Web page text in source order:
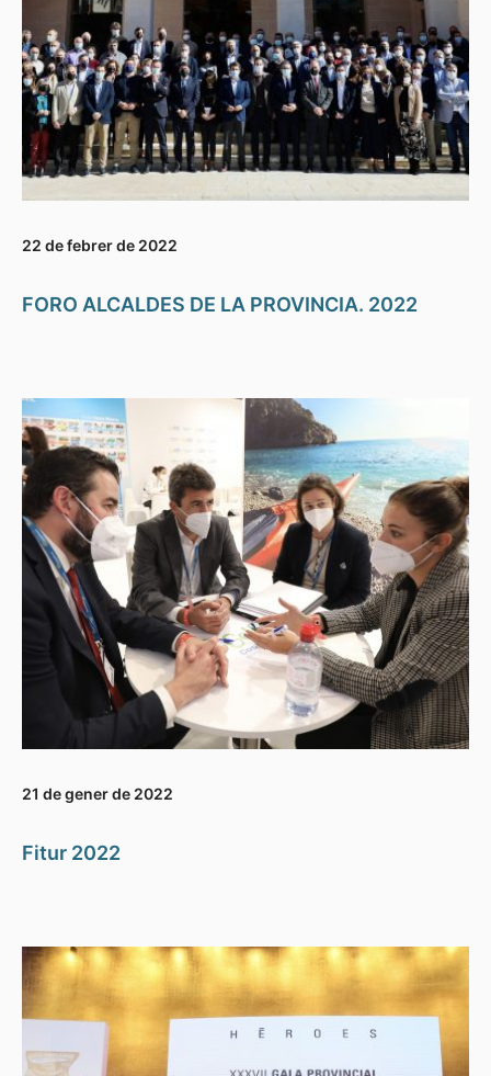
22 de febrer de 2022
FORO ALCALDES DE LA PROVINCIA. 2022
21 de gener de 2022
Fitur 2022